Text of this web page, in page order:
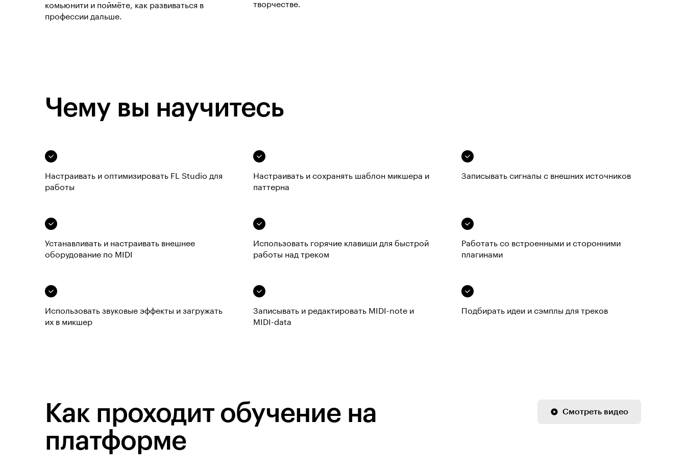
комьюнити и поймёте, как развиваться в
профессии дальше.
творчестве.
Чему вы научитесь
Настраивать и оптимизировать FL Studio для
работы
Настраивать и сохранять шаблон микшера и
паттерна
Записывать сигналы с внешних источников
Устанавливать и настраивать внешнее
оборудование по MIDI
Использовать горячие клавиши для быстрой
работы над треком
Работать со встроенными и сторонними
плагинами
Использовать звуковые эффекты и загружать
их в микшер
Записывать и редактировать MIDI-note и
MIDI-data
Подбирать идеи и сэмплы для треков
Как проходит обучение на
платформе
Смотреть видео